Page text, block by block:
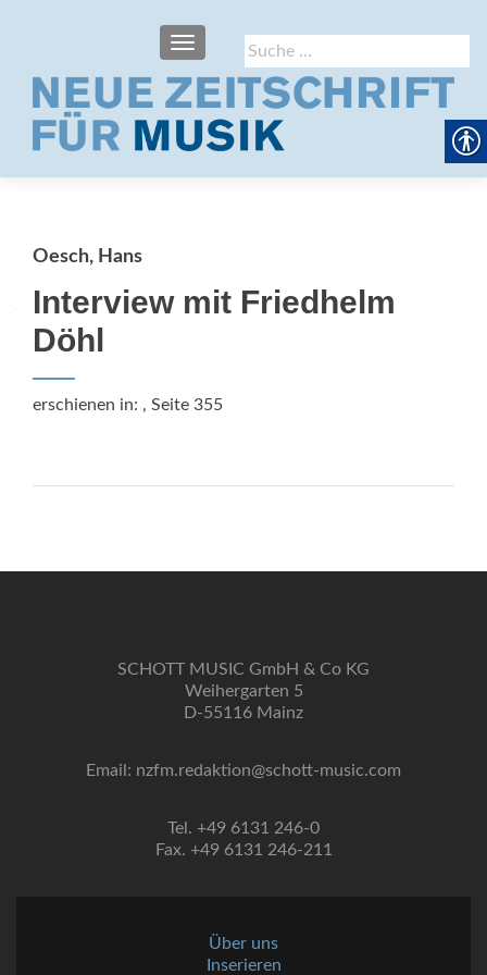
Suche
nach:
SCHALTE NAVIGATION
Oesch, Hans
Interview mit Friedhelm
Döhl
erschienen in: , Seite 355
SCHOTT MUSIC GmbH & Co KG
Weihergarten 5
D-55116 Mainz
Email: nzfm.redaktion@schott-music.com
Tel. +49 6131 246-0
Fax. +49 6131 246-211
Über uns
Inserieren